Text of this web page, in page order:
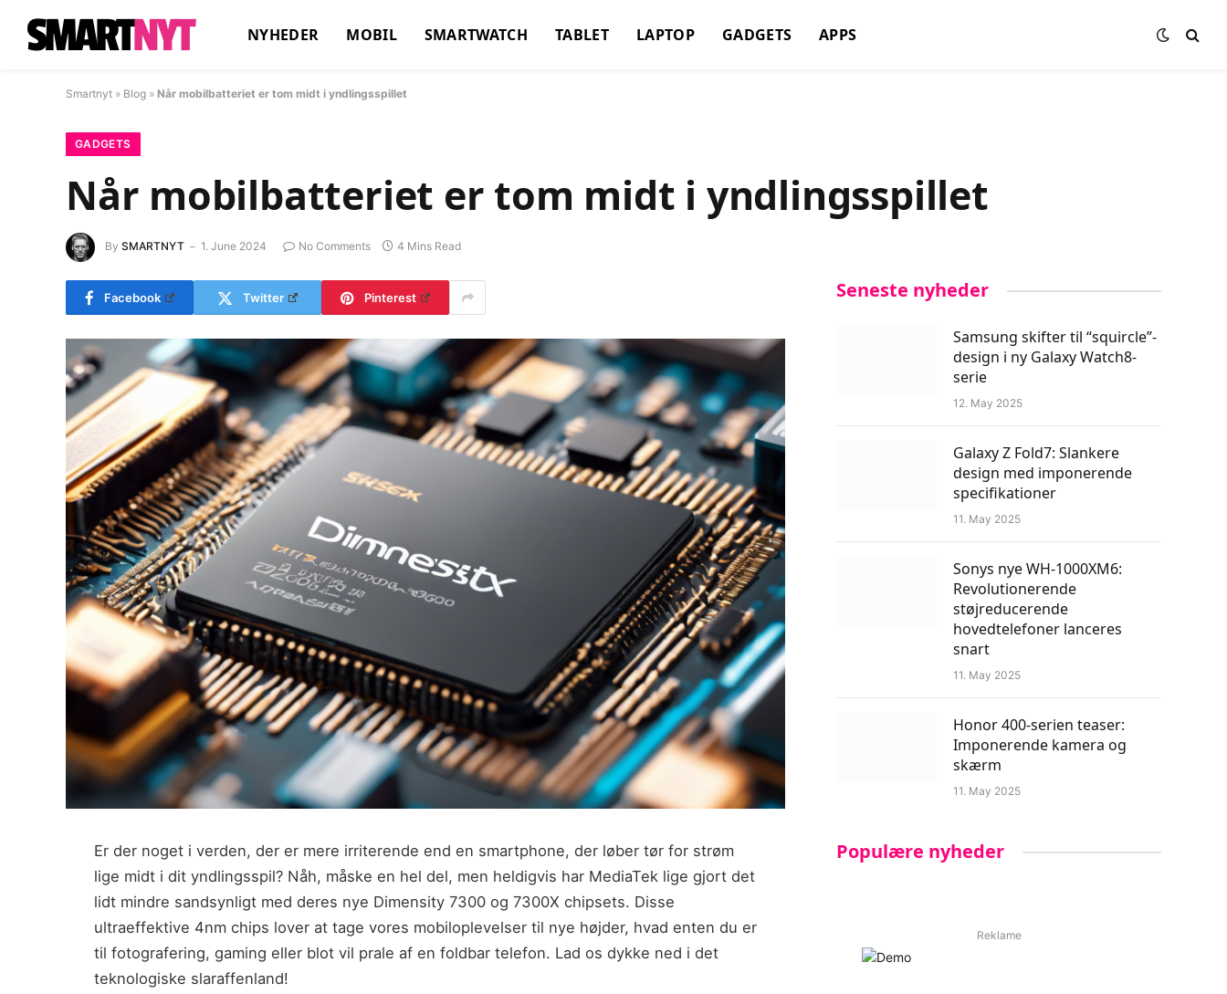
NYHEDER MOBIL SMARTWATCH TABLET LAPTOP GADGETS APPS
Smartnyt » Blog » Når mobilbatteriet er tom midt i yndlingsspillet
GADGETS
Når mobilbatteriet er tom midt i yndlingsspillet
By SMARTNYT 1. June 2024 No Comments 4 Mins Read
Facebook Twitter Pinterest
Er der noget i verden, der er mere irriterende end en smartphone, der løber tør for strøm
lige midt i dit yndlingsspil? Nåh, måske en hel del, men heldigvis har MediaTek lige gjort det
lidt mindre sandsynligt med deres nye Dimensity 7300 og 7300X chipsets. Disse
ultraeffektive 4nm chips lover at tage vores mobiloplevelser til nye højder, hvad enten du er
til fotografering, gaming eller blot vil prale af en foldbar telefon. Lad os dykke ned i det
teknologiske slaraffenland!
Seneste nyheder
Samsung skifter til “squircle”-
design i ny Galaxy Watch8-
serie
12. May 2025
Galaxy Z Fold7: Slankere
design med imponerende
specifikationer
11. May 2025
Sonys nye WH-1000XM6:
Revolutionerende
støjreducerende
hovedtelefoner lanceres
snart
11. May 2025
Honor 400-serien teaser:
Imponerende kamera og
skærm
11. May 2025
Populære nyheder
Reklame